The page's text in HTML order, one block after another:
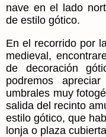
nave en el lado
de estilo gótico.
En el recorrido por
medieval,
de decoración
podremos
umbrales muy
salida del recinto
estilo gótico, que
lonja o plaza